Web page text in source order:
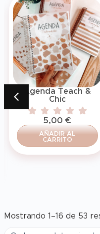
Agenda Teach &
Chic
5,00 €
AÑADIR AL
CARRITO
Mostrando 1–16 de 53